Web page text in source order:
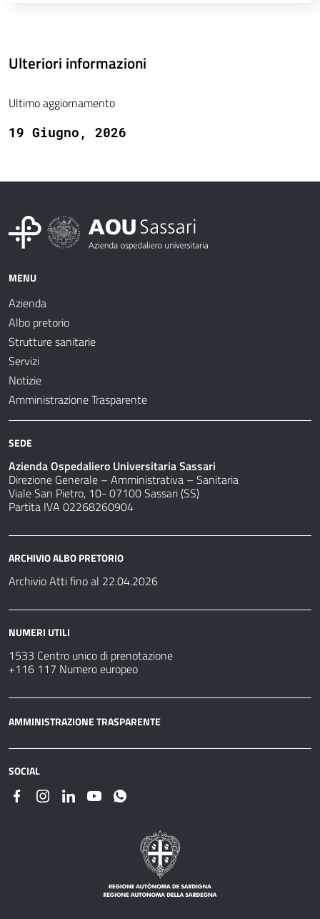
Ulteriori informazioni
Ultimo aggiornamento
19 Giugno, 2026
MENU
Azienda
Albo pretorio
Strutture sanitarie
Servizi
Notizie
Amministrazione Trasparente
SEDE
Azienda Ospedaliero Universitaria Sassari
Direzione Generale – Amministrativa – Sanitaria
Viale San Pietro, 10- 07100 Sassari (SS)
Partita IVA 02268260904
ARCHIVIO ALBO PRETORIO
Archivio Atti fino al 22.04.2026
NUMERI UTILI
1533 Centro unico di prenotazione
+116 117 Numero europeo
AMMINISTRAZIONE TRASPARENTE
SOCIAL